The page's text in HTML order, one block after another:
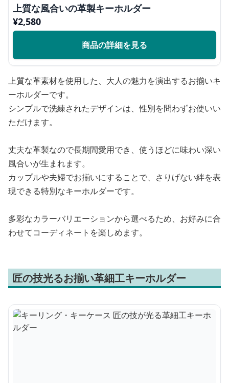
上質な風合いの革製キーホルダー
¥2,580
商品の詳細を見る
上質な革素材を使用した、大人の魅力を演出するお揃いキ
ーホルダーです。
シンプルで洗練されたデザインは、性別を問わずお使いい
ただけます。
丈夫な革製なので長期間愛用でき、使うほどに味わい深い
風合いが生まれます。
カップルや夫婦でお揃いにすることで、さりげない絆を表
現できる特別なキーホルダーです。
多彩なカラーバリエーションから選べるため、お好みに合
わせてコーディネートを楽しめます。
匠の技光るお揃い革細工キーホルダー